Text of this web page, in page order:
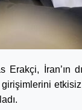
Erakçi, İran’ın